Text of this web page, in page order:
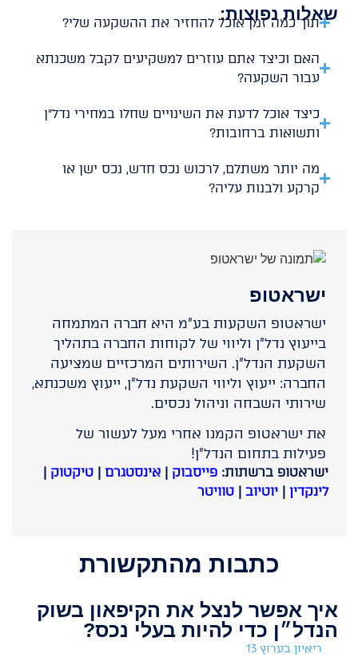
שאלות נפוצות:
תוך כמה זמן אוכל להחזיר את ההשקעה שלי?
האם וכיצד אתם עוזרים למשקיעים לקבל משכנתא
עבור השקעה?
כיצד אוכל לדעת את השינויים שחלו במחירי נדל"ן
ותשואות ברחובות?
מה יותר משתלם, לרכוש נכס חדש, נכס ישן או
קרקע ולבנות עליה?
ישראטופ
ישראטופ השקעות בע"מ היא חברה המתמחה
בייעוץ נדל"ן וליווי של לקוחות החברה בתהליך
השקעת הנדל"ן. השירותים המרכזיים שמציעה
החברה: ייעוץ וליווי השקעת נדל"ן, ייעוץ משכנתא,
שירותי השבחה וניהול נכסים.
את ישראטופ הקמנו אחרי מעל לעשור של
פעילות בתחום הנדל״ן!
ישראטופ ברשתות: פייסבוק | אינסטגרם | טיקטוק |
לינקדין | יוטיוב | טוויטר
כתבות מהתקשורת
איך אפשר לנצל את הקיפאון בשוק
הנדל״ן כדי להיות בעלי נכס?
ריאיון בערוץ 13